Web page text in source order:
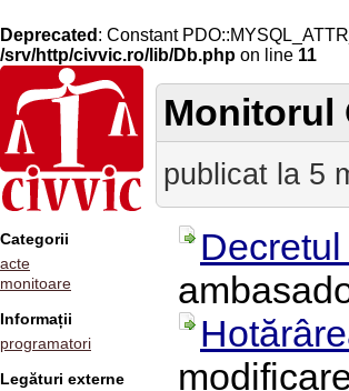
Deprecated : Constant
/srv/http/civvic.ro/lib/Db.php on line 11
Categorii
acte
monitoare
Informații
programatori
Legături externe
Monitorul
publicat la 5